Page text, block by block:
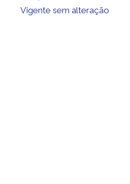
Vigente sem alteração